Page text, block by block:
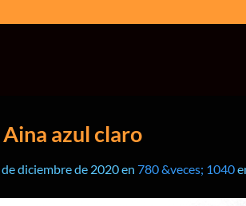
azul claro
diciembre de 2020en 780 &veces; 1040